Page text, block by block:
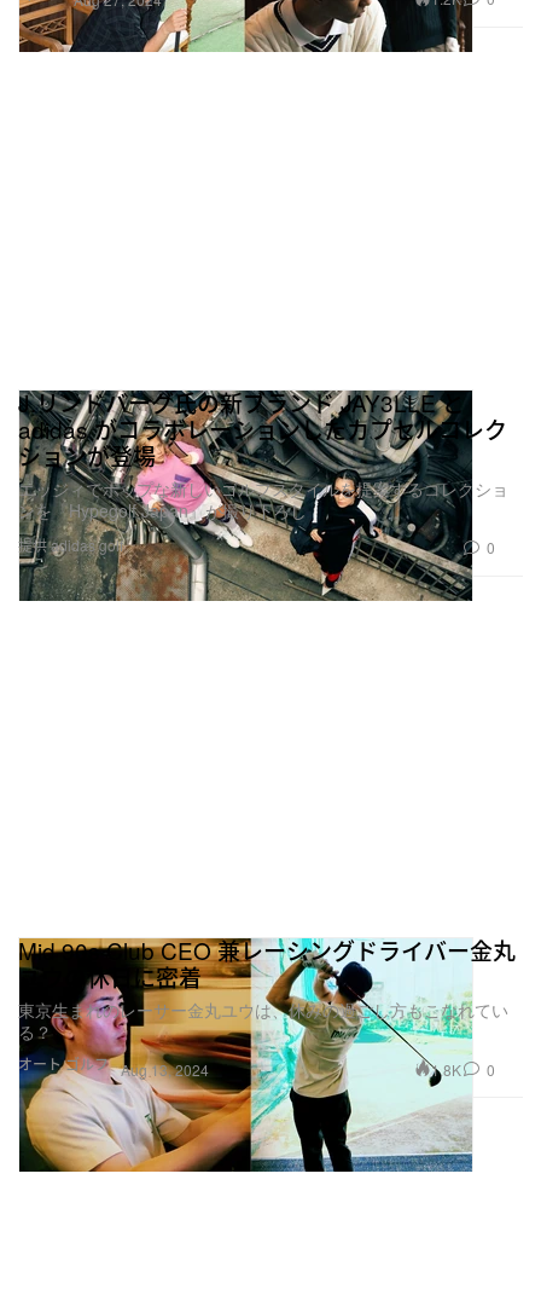
J.リンドバーグ氏の新ブランド JAY3LLE と
adidas がコラボレーションしたカプセルコレク
ションが登場
エッジィでポップな新しいゴルフスタイルを提案するコレクショ
ンを『Hypegolf Japan』が撮り下ろし
提供 adidas golf 0
オートゴルフ
Mid 90s Club CEO 兼レーシングドライバー金丸
ユウの休日に密着
東京生まれのレーサー金丸ユウは、休みの過ごし方もこなれてい
る？
Aug 13, 2024 1.8K 0